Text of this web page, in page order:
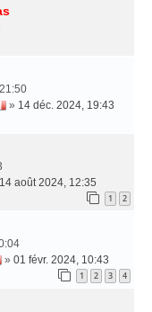
» 14 déc. 2024, 19:43
14 août 2024, 12:35
1 2
» 01 févr. 2024, 10:43
1 2 3 4